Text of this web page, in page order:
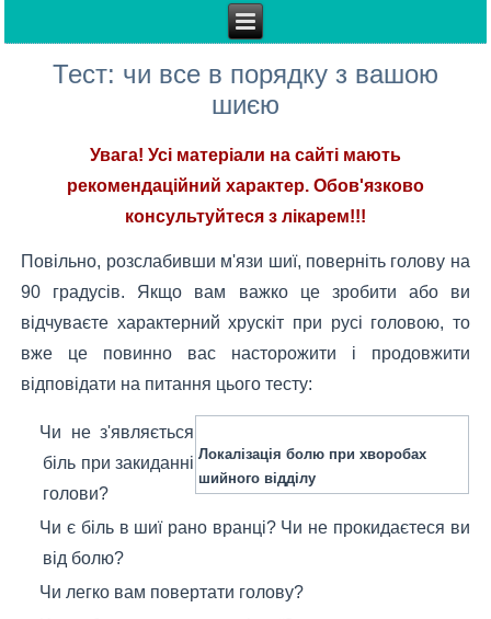
Тест: чи все в порядку з вашою
шиєю
Увага! Усі матеріали на сайті мають
рекомендаційний характер. Обов'язково
консультуйтеся з лікарем!!!
Повільно, розслабивши м'язи шиї, поверніть голову на
90 градусів. Якщо вам важко це зробити або ви
відчуваєте характерний хрускіт при русі головою, то
вже це повинно вас насторожити і продовжити
відповідати на питання цього тесту:
Локалізація болю при хворобах
шийного відділу
Чи не з'являється
біль при закиданні
голови?
Чи є біль в шиї рано вранці? Чи не прокидаєтеся ви
від болю?
Чи легко вам повертати голову?